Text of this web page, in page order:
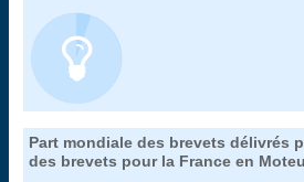
Part mondiale des brevets délivrés
des brevets pour la France en
50. la production technologique de
mesurée par les brevets de
".